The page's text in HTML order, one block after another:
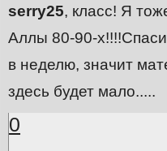
serry25, класс! Я
Аллы 80-90-
в неделю, значит
здесь будет мало.....
0